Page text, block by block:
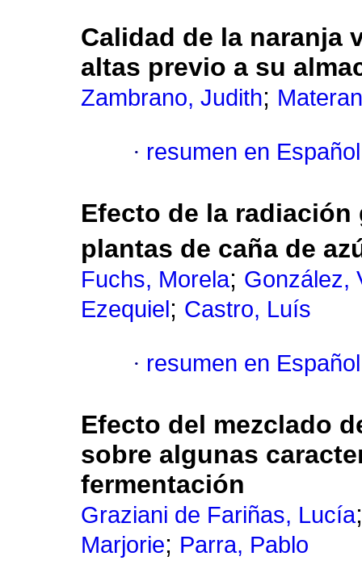
Calidad de la naranja
altas previo a su
Zambrano, Judith;
· resumen en Español
Efecto de la
plantas de caña de
Fuchs, Morela; González,
Ezequiel; Castro, Luís
· resumen en Español
Efecto del mezclado
sobre algunas
fermentación
Graziani de Fariñas, Lucía
Marjorie; Parra, Pablo